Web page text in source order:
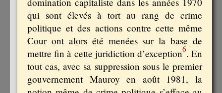
qui sont élevés à tort au rang de crime
politique et des actions contre cette même
Cour ont alors été menées sur la base de
mettre fin à cette juridiction d’exception6. En
tout cas, avec sa suppression sous le premier
gouvernement Mauroy en août 1981, la